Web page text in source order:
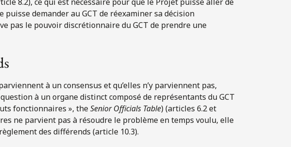
puisse demander au GCT de réexaminer sa décision
pas le pouvoir discrétionnaire du GCT de prendre une
à un consensus et qu’elles n’y parviennent pas,
à un organe distinct composé de représentants du GCT
fonctionnaires », theSenior Officials Table) (articles 6.2 et
ne parvient pas à résoudre le problème en temps voulu, elle
des différends (article 10.3).